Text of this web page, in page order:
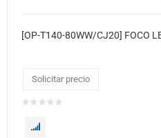
Solicitar precio